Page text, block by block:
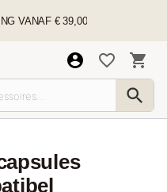
VANAF € 39,00